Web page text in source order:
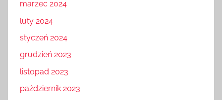
marzec 2024
luty 2024
styczeń 2024
grudzień 2023
listopad 2023
październik 2023